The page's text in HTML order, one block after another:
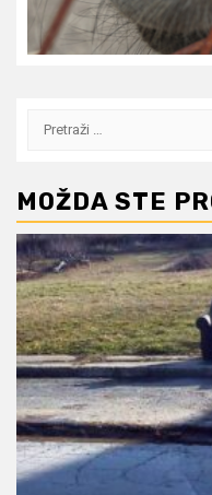
Pretraži:
MOŽDA STE